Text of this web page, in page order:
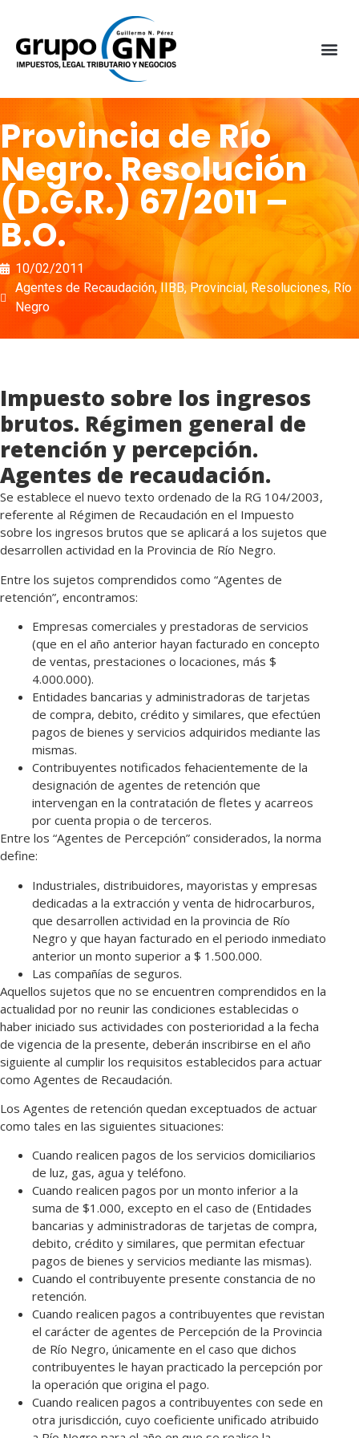
Provincia de Río
Negro. Resolución
(D.G.R.) 67/2011 –
B.O.
10/02/2011
Agentes de Recaudación,IIBB, Provincial,Resoluciones,Río
Negro
Impuesto sobre los ingresos
brutos. Régimen general de
retención y percepción.
Agentes de recaudación.
Se establece el nuevo texto ordenado de la RG 104/2003,
referente al Régimen de Recaudación en el Impuesto
sobre los ingresos brutos que se aplicará a los sujetos que
desarrollen actividad en la Provincia de Río Negro.
Entre los sujetos comprendidos como “Agentes de
retención”, encontramos:
Empresas comerciales y prestadoras de servicios
(que en el año anterior hayan facturado en concepto
de ventas, prestaciones o locaciones, más $
4.000.000).
Entidades bancarias y administradoras de tarjetas
de compra, debito, crédito y similares, que efectúen
pagos de bienes y servicios adquiridos mediante las
mismas.
Contribuyentes notificados fehacientemente de la
designación de agentes de retención que
intervengan en la contratación de fletes y acarreos
por cuenta propia o de terceros.
Entre los “Agentes de Percepción” considerados, la norma
define:
Industriales, distribuidores, mayoristas y empresas
dedicadas a la extracción y venta de hidrocarburos,
que desarrollen actividad en la provincia de Río
Negro y que hayan facturado en el periodo inmediato
anterior un monto superior a $ 1.500.000.
Las compañías de seguros.
Aquellos sujetos que no se encuentren comprendidos en la
actualidad por no reunir las condiciones establecidas o
haber iniciado sus actividades con posterioridad a la fecha
de vigencia de la presente, deberán inscribirse en el año
siguiente al cumplir los requisitos establecidos para actuar
como Agentes de Recaudación.
Los Agentes de retención quedan exceptuados de actuar
como tales en las siguientes situaciones:
Cuando realicen pagos de los servicios domiciliarios
de luz, gas, agua y teléfono.
Cuando realicen pagos por un monto inferior a la
suma de $1.000, excepto en el caso de (Entidades
bancarias y administradoras de tarjetas de compra,
debito, crédito y similares, que permitan efectuar
pagos de bienes y servicios mediante las mismas).
Cuando el contribuyente presente constancia de no
retención.
Cuando realicen pagos a contribuyentes que revistan
el carácter de agentes de Percepción de la Provincia
de Río Negro, únicamente en el caso que dichos
contribuyentes le hayan practicado la percepción por
la operación que origina el pago.
Cuando realicen pagos a contribuyentes con sede en
otra jurisdicción, cuyo coeficiente unificado atribuido